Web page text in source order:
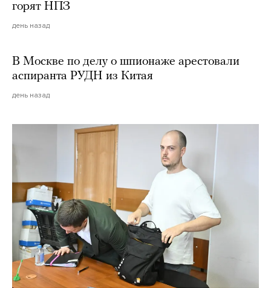
горят НПЗ
день назад
В Москве по делу о шпионаже арестовали
аспиранта РУДН из Китая
день назад